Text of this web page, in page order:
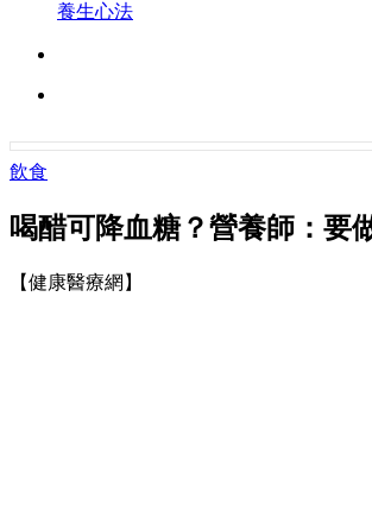
養生心法
飲食
喝醋可降血糖？營養師：要
【健康醫療網】